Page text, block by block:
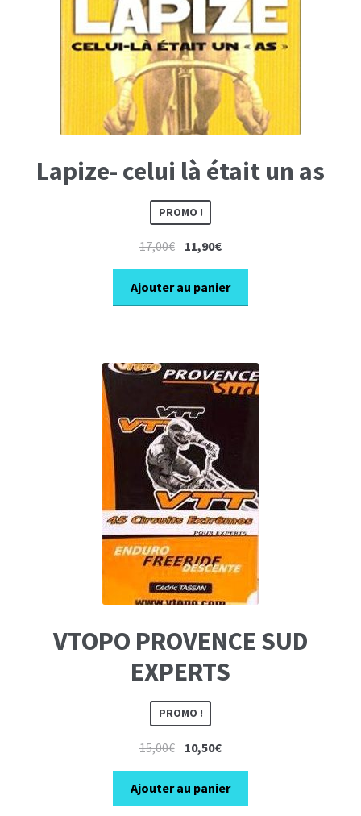
Lapize- celui là était un as
PROMO !
17,00€ Le
prix
initial
était :
11,90€Le
prix
actuel
est :
Ajouter au panier
VTOPO PROVENCE SUD
EXPERTS
PROMO !
15,00€ Le
initial
était :
10,50€Le
actuel
est :
Ajouter au panier